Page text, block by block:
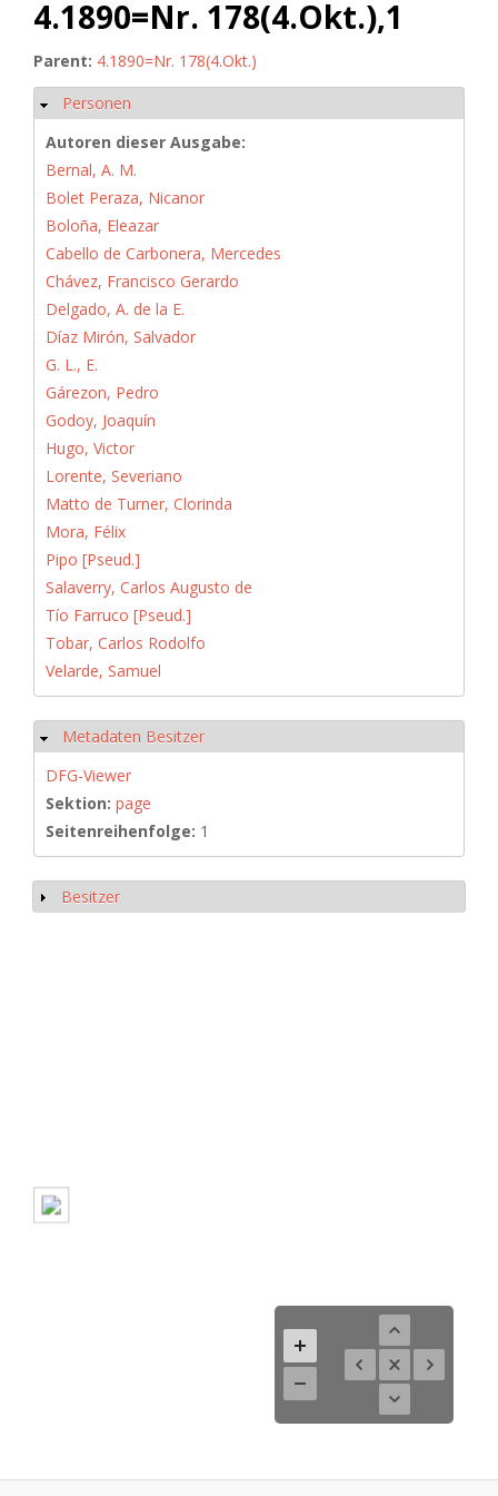
4.1890=Nr. 178(4.Okt.),1
Parent: 4.1890=Nr. 178(4.Okt.)
Ausblenden
Personen
Autoren dieser Ausgabe:
Bernal, A. M.
Bolet Peraza, Nicanor
Boloña, Eleazar
Cabello de Carbonera, Mercedes
Chávez, Francisco Gerardo
Delgado, A. de la E.
Díaz Mirón, Salvador
G. L., E.
Gárezon, Pedro
Godoy, Joaquín
Hugo, Victor
Lorente, Severiano
Matto de Turner, Clorinda
Mora, Félix
Pipo [Pseud.]
Salaverry, Carlos Augusto de
Tío Farruco [Pseud.]
Tobar, Carlos Rodolfo
Velarde, Samuel
Ausblenden
Metadaten Besitzer
DFG-Viewer
Sektion: page
Seitenreihenfolge: 1
Anzeigen
Besitzer